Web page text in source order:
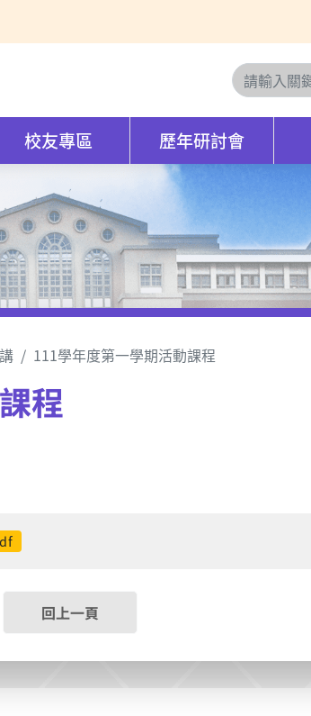
校友專區 歷年研討會
111學年度第一學期活動課程
程
回上一頁